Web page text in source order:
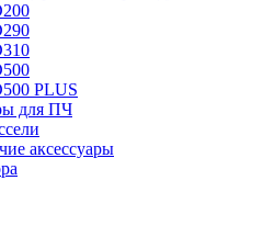
PLUS
для ПЧ
аксессуары